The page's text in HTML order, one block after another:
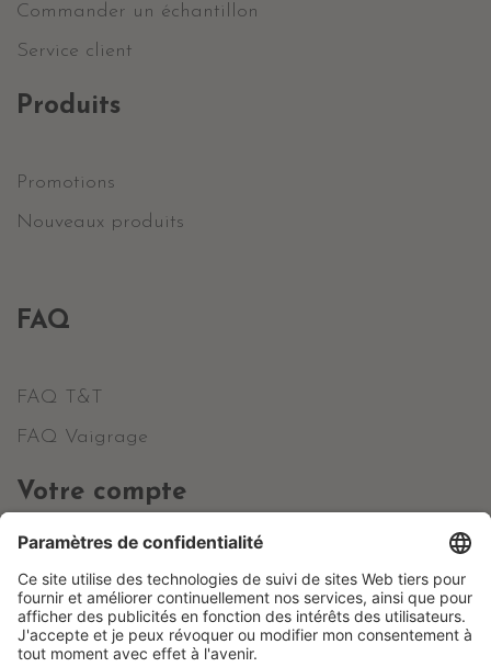
Commander un échantillon
Service client
Produits
Promotions
Nouveaux produits
FAQ
FAQ T&T
FAQ Vaigrage
Votre compte
Informations personnelles
Commandes
Avoirs